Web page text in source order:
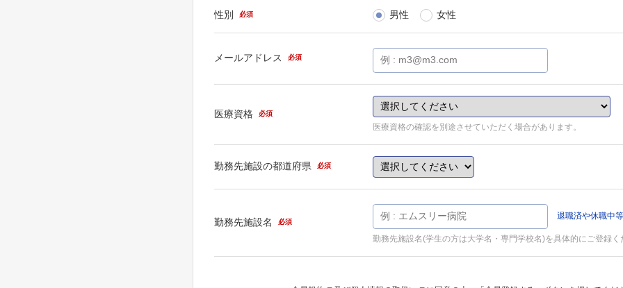
性別 必須 男性 女性
メールアドレス 必須
医療資格 必須
医療資格の確認を別途させていただく場合があります。
勤務先施設の都道府県 必須
勤務先施設名 必須
退職済や休職中
勤務先施設名(学生の方は大学名・専門学校名)を具体的にご登録く